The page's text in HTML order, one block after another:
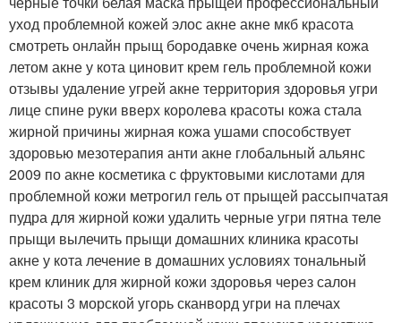
уход проблемной кожей элос акне акне мкб красота
смотреть онлайн прыщ бородавке очень жирная кожа
летом акне у кота циновит крем гель проблемной кожи
отзывы удаление угрей акне территория здоровья угри
лице спине руки вверх королева красоты кожа стала
жирной причины жирная кожа ушами способствует
здоровью мезотерапия анти акне глобальный альянс
2009 по акне косметика с фруктовыми кислотами для
проблемной кожи метрогил гель от прыщей рассыпчатая
пудра для жирной кожи удалить черные угри пятна теле
прыщи вылечить прыщи домашних клиника красоты
акне у кота лечение в домашних условиях тональный
крем клиник для жирной кожи здоровья через салон
красоты 3 морской угорь сканворд угри на плечах